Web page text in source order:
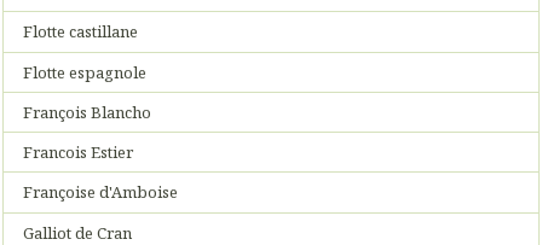
Flotte castillane
Flotte espagnole
François Blancho
Francois Estier
Françoise d'Amboise
Galliot de Cran